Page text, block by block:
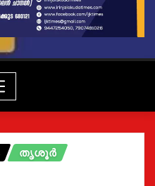
തൃശൂർ